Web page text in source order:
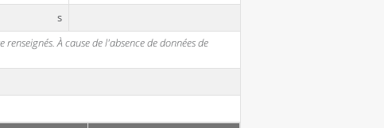
s
À cause de l'absence de données de